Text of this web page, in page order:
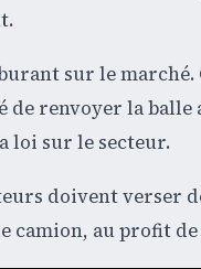
sur le marché.
de renvoyer la
loi sur le secteur.
doivent verser
camion, au profit